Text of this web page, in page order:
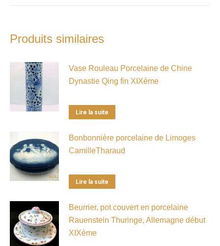
Produits similaires
Vase Rouleau Porcelaine de Chine
Dynastie Qing fin XIXème
Lire la suite
Bonbonnière porcelaine de Limoges
CamilleTharaud
Lire la suite
Beurrier, pot couvert en porcelaine
Rauenstein Thuringe, Allemagne début
XIXème